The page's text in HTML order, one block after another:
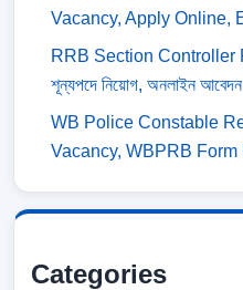
Vacancy, Apply Online,
RRB Section Controller
শূন্যপদে নিয়োগ, অনলাইন
WB Police Constable
Vacancy, WBPRB
Categories